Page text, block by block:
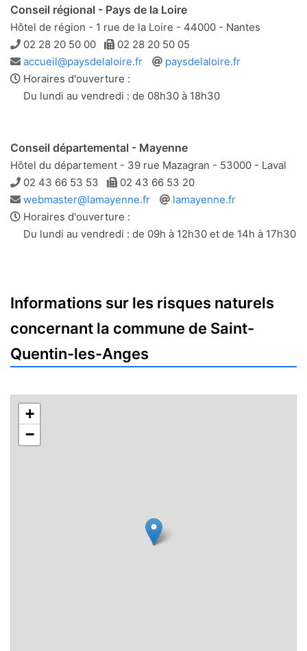
Conseil régional - Pays de la Loire
Hôtel de région - 1 rue de la Loire - 44000 - Nantes
Téléphone
02 28 20 50 00 Télécopie
02 28 20 50 05
Adresse
e-
mail
accueil@paysdelaloire.fr
Site
paysdelaloire.fr
Horaires d'ouverture :
Du lundi au vendredi : de 08h30 à 18h30
Conseil départemental - Mayenne
Hôtel du département - 39 rue Mazagran - 53000 - Laval
Téléphone
02 43 66 53 53 Télécopie
02 43 66 53 20
Adresse
e-
mail
webmaster@lamayenne.fr
Site
lamayenne.fr
Horaires d'ouverture :
Du lundi au vendredi : de 09h à 12h30 et de 14h à 17h30
Informations sur les risques naturels
concernant la commune de Saint-
Quentin-les-Anges
+
−